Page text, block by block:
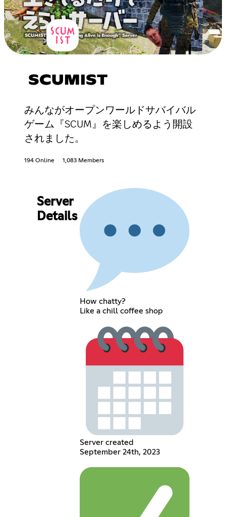
SCUMIST
みんながオープンワールドサバイバル
ゲーム『SCUM』を楽しめるよう開設
されました。
194 Online 1,083 Members
Server
Details
How chatty?
Like a chill coffee shop
Server created
September 24th, 2023